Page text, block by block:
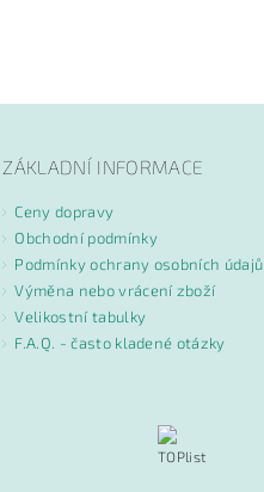
ZÁKLADNÍ INFORMACE
Ceny dopravy
Obchodní podmínky
Podmínky ochrany osobních údajů
Výměna nebo vrácení zboží
Velikostní tabulky
F.A.Q. - často kladené otázky